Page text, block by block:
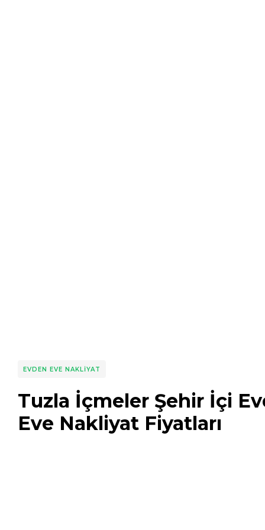
EVDEN EVE NAKLIYAT
Tuzla İçmeler Şehir İçi
Eve Nakliyat Fiyatları